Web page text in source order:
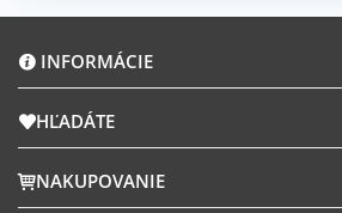
INFORMÁCIE
HĽADÁTE
NAKUPOVANIE